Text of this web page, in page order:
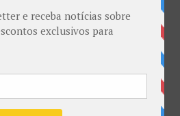
Cookie Consent plugin. The
cookies is used to store the user
This cookie is set by GDPR
cookie is used to store the user
consent for the cookies in the